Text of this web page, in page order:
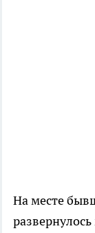
На месте